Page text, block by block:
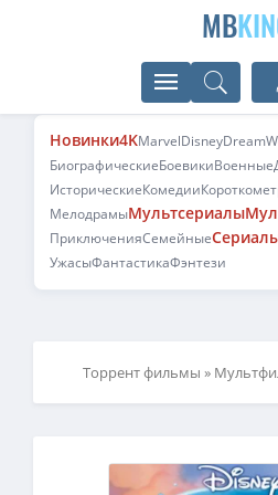
MB
Новинки4KMarvelDisney
БиографическиеБоевикиВоенные
ИсторическиеКомедии
МелодрамыМультсериалы
ПриключенияСемейные
УжасыФантастикаФэнтези
Торрент фильмы »